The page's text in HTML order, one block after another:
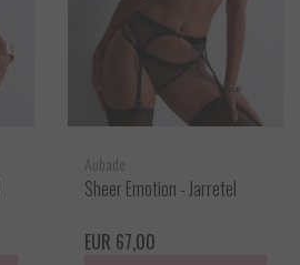
Aubade
Sheer Emotion - Jarretel
EUR 67,00